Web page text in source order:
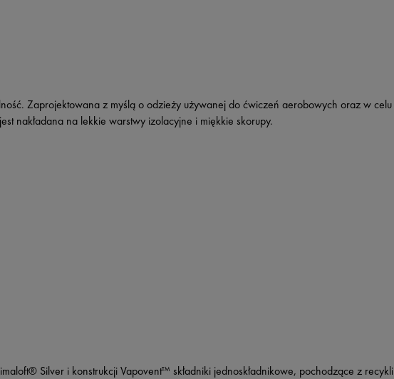
Zaprojektowana z myślą o odzieży używanej do ćwiczeń aerobowych oraz w
nakładana na lekkie warstwy izolacyjne i miękkie skorupy.
Silver i konstrukcji Vapovent™ składniki jednoskładnikowe, pochodzące z